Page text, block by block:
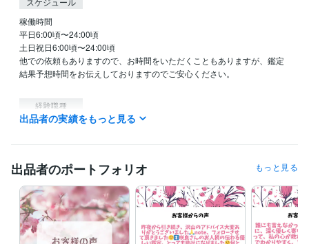
稼働時間
平日6:00頃〜24:00頃
土日祝日6:00頃〜24:00頃
他での依頼もありますので、お時間をいただくこともありますが、鑑定
結果予想時間をお伝えしておりますのでご安心ください。
経験職種
ライフスタイル・その他 / 占い師
ライフスタイル・その他 / カウンセラー・コーチ 経験年数 : 10年
ライフスタイル・その他 / 保育士・ベビーシッター
ライフスタイル・その他 / 公務員
受賞歴
シルバーランク
資格・検定
出品者の実績をもっと見る
出品者のポートフォリオ もっと見る